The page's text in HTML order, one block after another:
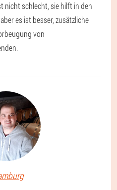
nicht schlecht, sie hilft in den
es ist besser, zusätzliche
von